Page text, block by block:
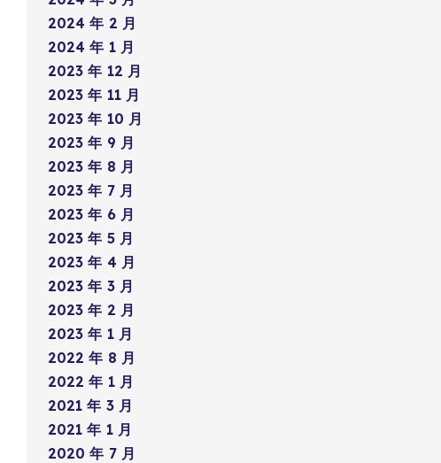
2024 年 2 月
2024 年 1 月
2023 年 12 月
2023 年 11 月
2023 年 10 月
2023 年 9 月
2023 年 8 月
2023 年 7 月
2023 年 6 月
2023 年 5 月
2023 年 4 月
2023 年 3 月
2023 年 2 月
2023 年 1 月
2022 年 8 月
2022 年 1 月
2021 年 3 月
2021 年 1 月
2020 年 7 月